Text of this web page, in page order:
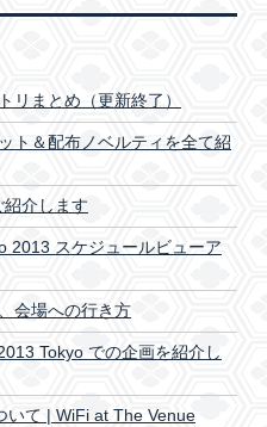
リまとめ（更新終了）
ト＆配布ノベルティを全て紹
紹介します
2013 スケジュールビューア
会場への行き方
Tokyo での企画を紹介し
いて | WiFi at The Venue